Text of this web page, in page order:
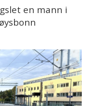
en mann i